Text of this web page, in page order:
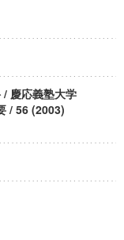
慶応義塾大学
/ 56 (2003)